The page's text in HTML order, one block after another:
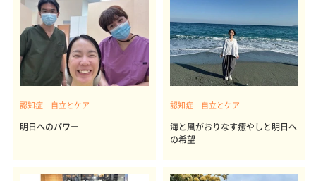
認知症 自立とケア
明日へのパワー
認知症 自立とケア
海と風がおりなす癒やしと明日へ
の希望